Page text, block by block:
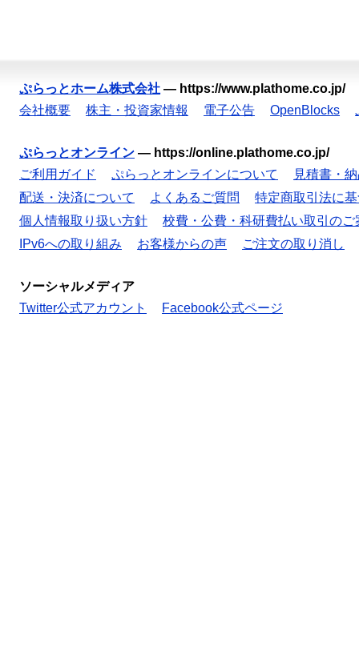
ぷらっとホーム株式会社 — https://www.plathome.co.jp/
会社概要
株主・投資家情報 電子公告 OpenBlocks
ぷらっとオンライン — https://online.plathome.co.jp/
ご利用ガイド
ぷらっとオンラインについて
見積書・
配送・決済について
よくあるご質問
特定商取引法に
個人情報取り扱い方針
校費・公費・科研費払い取引のご
IPv6への取り組み
お客様からの声 ご注文の取り消し
ソーシャルメディア
Twitter公式アカウント
Facebook公式ページ